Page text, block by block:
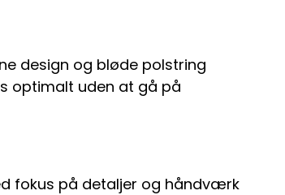
design og bløde polstring
optimalt uden at gå på
fokus på detaljer og håndværk